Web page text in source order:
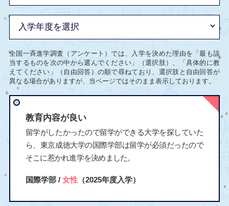
全国一斉進学調査（アンケート）では、入学を決めた理由を「最も該
当するものを次の中から選んでください」（選択肢）、「具体的に教
えてください」（自由回答）の順で尋ねており、選択肢と自由回答が
異なる場合がありますが、当ページではそのまま表示しております。
教育内容が良い
留学がしたかったので留学ができる大学を探していた
ら、東京成徳大学の国際学部は留学が必須だったので
そこに惹かれ進学を決めました。
国際学部 / 女性（2025年度入学）